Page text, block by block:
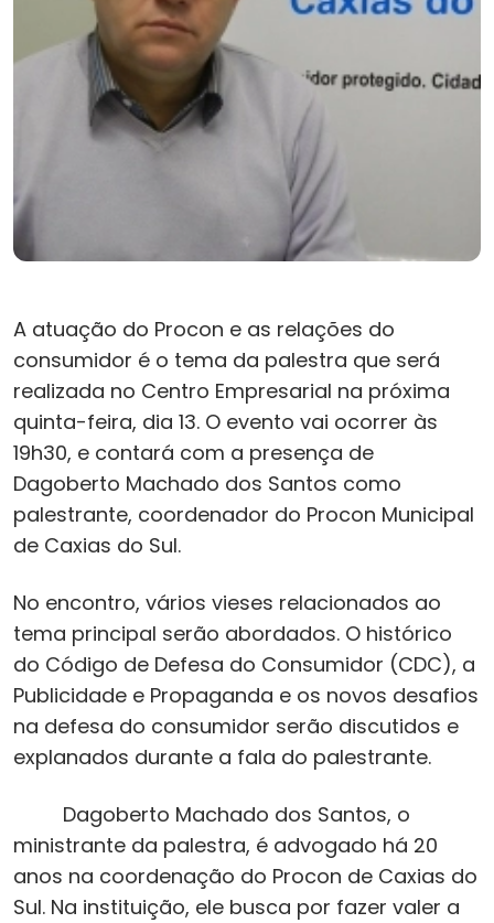
A atuação do Procon e as relações do
consumidor é o tema da palestra que será
realizada no Centro Empresarial na próxima
quinta-feira, dia 13. O evento vai ocorrer às
19h30, e contará com a presença de
Dagoberto Machado dos Santos como
palestrante, coordenador do Procon Municipal
de Caxias do Sul.
No encontro, vários vieses relacionados ao
tema principal serão abordados. O histórico
do Código de Defesa do Consumidor (CDC), a
Publicidade e Propaganda e os novos desafios
na defesa do consumidor serão discutidos e
explanados durante a fala do palestrante.
Dagoberto Machado dos Santos, o
ministrante da palestra, é advogado há 20
anos na coordenação do Procon de Caxias do
Sul. Na instituição, ele busca por fazer valer a